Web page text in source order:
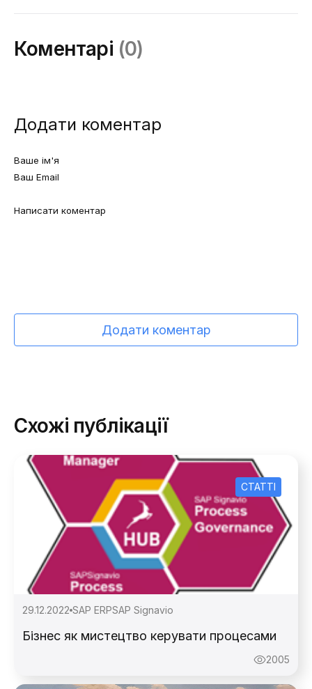
Коментарі (0)
Додати коментар
Додати коментар
Схожі публікації
СТАТТІ
29.12.2022 SAP ERPSAP Signavio
Бізнес як мистецтво керувати процесами
2005